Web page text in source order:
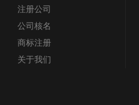
注册公司
公司核名
商标注册
关于我们